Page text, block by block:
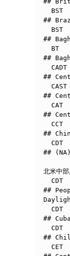
BST
##
BST
##
BT
##
CADT
##
CAST
##
CAT
##
CCT
##
CDT
##
北米中
CDT
##
CDT
##
CDT
##
CET